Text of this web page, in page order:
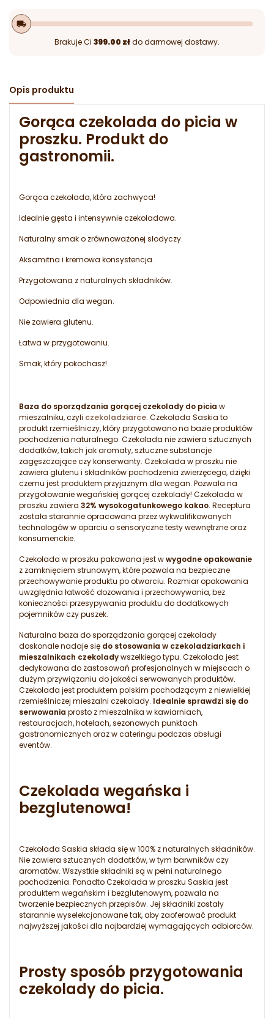
local_shipping
Brakuje Ci 399.00 złdo darmowej dostawy.
Opis produktu
Gorąca czekolada do picia w
proszku. Produkt do
gastronomii.
Gorąca czekolada, która zachwyca!
Idealnie gęsta i intensywnie czekoladowa.
Naturalny smak o zrównoważonej słodyczy.
Aksamitna i kremowa konsystencja.
Przygotowana z naturalnych składników.
Odpowiednia dla wegan.
Nie zawiera glutenu.
Łatwa w przygotowaniu.
Smak, który pokochasz!
Baza do sporządzania gorącej czekolady do picia w
mieszalniku, czyli czekoladziarce. Czekolada Saskia to
produkt rzemieślniczy, który przygotowano na bazie produktów
pochodzenia naturalnego. Czekolada nie zawiera sztucznych
dodatków, takich jak aromaty, sztuczne substancje
zagęszczające czy konserwanty. Czekolada w proszku nie
zawiera glutenu i składników pochodzenia zwierzęcego, dzięki
czemu jest produktem przyjaznym dla wegan. Pozwala na
przygotowanie wegańskiej gorącej czekolady! Czekolada w
proszku zawiera 32% wysokogatunkowego kakao. Receptura
została starannie opracowana przez wykwalifikowanych
technologów w oparciu o sensoryczne testy wewnętrzne oraz
konsumenckie.
Czekolada w proszku pakowana jest wwygodne opakowanie
z zamknięciem strunowym, które pozwala na bezpieczne
przechowywanie produktu po otwarciu. Rozmiar opakowania
uwzględnia łatwość dozowania i przechowywania, bez
konieczności przesypywania produktu do dodatkowych
pojemników czy puszek.
Naturalna baza do sporządzania gorącej czekolady
doskonale nadaje się do stosowania w czekoladziarkach i
mieszalnikach czekoladywszelkiego typu. Czekolada jest
dedykowana do zastosowań profesjonalnych w miejscach o
dużym przywiązaniu do jakości serwowanych produktów.
Czekolada jest produktem polskim pochodzącym z niewielkiej
rzemieślniczej mieszalni czekolady. Idealnie sprawdzi się do
serwowania prosto z mieszalnika w kawiarniach,
restauracjach, hotelach, sezonowych punktach
gastronomicznych oraz w cateringu podczas obsługi
eventów.
Czekolada wegańska i
bezglutenowa!
Czekolada Saskia składa się w 100% z naturalnych składników.
Nie zawiera sztucznych dodatków, w tym barwników czy
aromatów. Wszystkie składniki są w pełni naturalnego
pochodzenia. Ponadto Czekolada w proszku Saskia jest
produktem wegańskim i bezglutenowym, pozwala na
tworzenie bezpiecznych przepisów. Jej składniki zostały
starannie wyselekcjonowane tak, aby zaoferować produkt
najwyższej jakości dla najbardziej wymagających odbiorców.
Prosty sposób przygotowania
czekolady do picia.